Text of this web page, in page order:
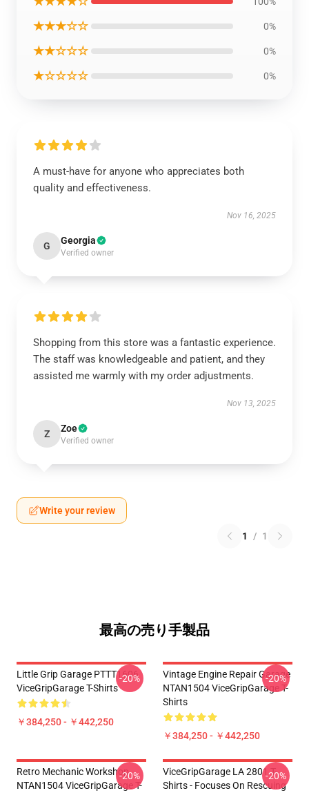
★★★☆☆ 0%
★★☆☆☆ 0%
★☆☆☆☆ 0%
A must-have for anyone who appreciates both
quality and effectiveness.
Nov 16, 2025
G Georgia
Verified owner
Shopping from this store was a fantastic experience.
The staff was knowledgeable and patient, and they
assisted me warmly with my order adjustments.
Nov 13, 2025
Z Zoe
Verified owner
Write your review
1 / 1
最高の売り手製品
Little Grip Garage PTTT1606
ViceGripGarage T-Shirts
￥384,250 - ￥442,250
-20%
Vintage Engine Repair Garage
NTAN1504 ViceGripGarage T-
Shirts
￥384,250 - ￥442,250
-20%
Retro Mechanic Workshop
NTAN1504 ViceGripGarage T-
-20%
ViceGripGarage LA 2801 T-
Shirts - Focuses On Rescuing
-20%